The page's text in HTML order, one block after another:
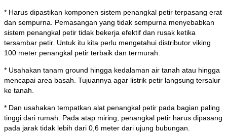
* Harus dipastikan komponen sistem penangkal petir terpasang erat
dan sempurna. Pemasangan yang tidak sempurna menyebabkan
sistem penangkal petir tidak bekerja efektif dan rusak ketika
tersambar petir. Untuk itu kita perlu mengetahui distributor viking
100 meter penangkal petir terbaik dan termurah.
* Usahakan tanam ground hingga kedalaman air tanah atau hingga
mencapai area basah. Tujuannya agar listrik petir langsung tersalur
ke tanah.
* Dan usahakan tempatkan alat penangkal petir pada bagian paling
tinggi dari rumah. Pada atap miring, penangkal petir harus dipasang
pada jarak tidak lebih dari 0,6 meter dari ujung bubungan.